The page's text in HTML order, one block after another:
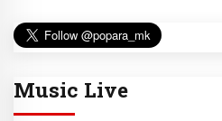
Music Live